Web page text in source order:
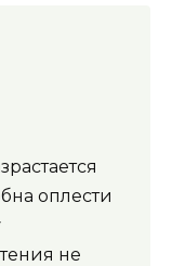
оплести
не